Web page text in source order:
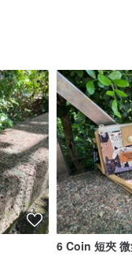
6 Coin 短夾